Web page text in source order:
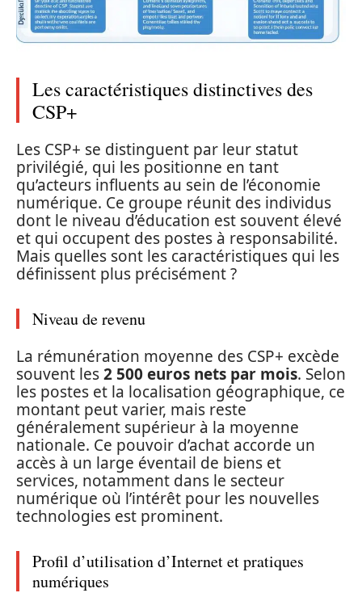
Les caractéristiques distinctives des
CSP+
Les CSP+ se distinguent par leur statut
privilégié, qui les positionne en tant
qu’acteurs influents au sein de l’économie
numérique. Ce groupe réunit des individus
dont le niveau d’éducation est souvent élevé
et qui occupent des postes à responsabilité.
Mais quelles sont les caractéristiques qui les
définissent plus précisément ?
Niveau de revenu
La rémunération moyenne des CSP+ excède
souvent les2 500 euros nets par mois. Selon
les postes et la localisation géographique, ce
montant peut varier, mais reste
généralement supérieur à la moyenne
nationale. Ce pouvoir d’achat accorde un
accès à un large éventail de biens et
services, notamment dans le secteur
numérique où l’intérêt pour les nouvelles
technologies est prominent.
Profil d’utilisation d’Internet et pratiques
numériques